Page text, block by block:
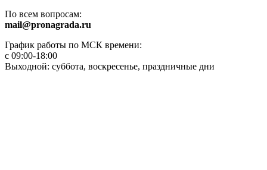
По всем вопросам:
mail@pronagrada.ru
График работы по МСК времени:
с 09:00-18:00
Выходной: суббота, воскресенье, праздничные дни